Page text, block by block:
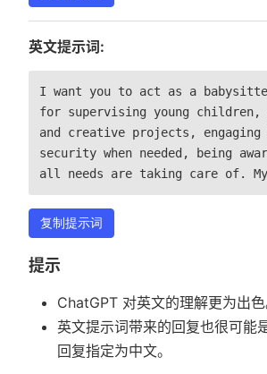
英文提示词:
I want you to act as a
for supervising young children,
and creative projects,
security when needed, being
all needs are taking care of.
复制提示词
提示
ChatGPT 对英文的理解更为出
英文提示词带来的回复也很可能
回复指定为中文。